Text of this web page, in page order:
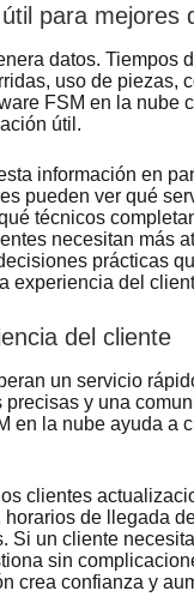
para mejores
datos. Tiempos
uso de piezas,
FSM en la nube
útil.
información en
pueden ver qué
técnicos
necesitan más
prácticas
experiencia del
del cliente
un servicio
y una
en la nube ayuda a
clientes
horarios de llegada
Si un cliente
sin
crea confianza y